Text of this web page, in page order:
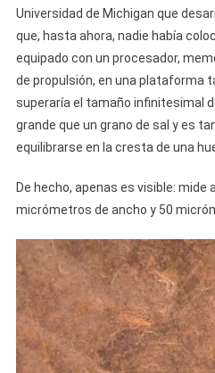
Universidad de Michigan que
que, hasta ahora, nadie había
equipado con un procesador,
de propulsión, en una plataforma
superaría el tamaño infinitesimal
grande que un grano de sal y es
equilibrarse en la cresta de una
De hecho, apenas es visible: mide
micrómetros de ancho y 50